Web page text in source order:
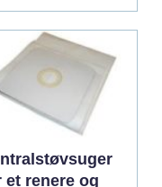
et renere og